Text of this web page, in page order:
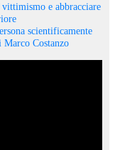
e abbracciare
scientificamente
Costanzo